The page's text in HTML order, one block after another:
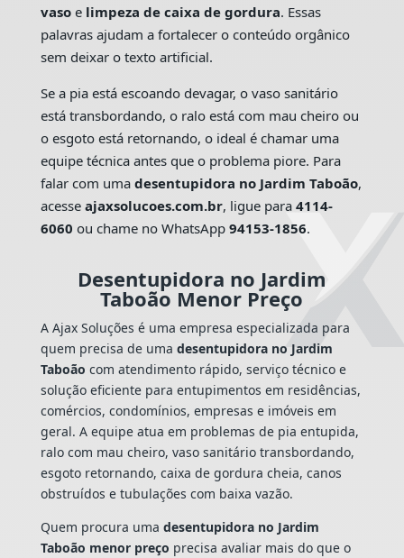
vasoe limpeza de caixa de gordura. Essas
palavras ajudam a fortalecer o conteúdo orgânico
sem deixar o texto artificial.
Se a pia está escoando devagar, o vaso sanitário
está transbordando, o ralo está com mau cheiro ou
o esgoto está retornando, o ideal é chamar uma
equipe técnica antes que o problema piore. Para
falar com uma desentupidora no Jardim Taboão,
acesse ajaxsolucoes.com.br, ligue para 4114-
6060 ou chame no WhatsApp 94153-1856.
Desentupidora no Jardim
Taboão Menor Preço
A Ajax Soluções é uma empresa especializada para
quem precisa de uma desentupidora no Jardim
Taboão com atendimento rápido, serviço técnico e
solução eficiente para entupimentos em residências,
comércios, condomínios, empresas e imóveis em
geral. A equipe atua em problemas de pia entupida,
ralo com mau cheiro, vaso sanitário transbordando,
esgoto retornando, caixa de gordura cheia, canos
obstruídos e tubulações com baixa vazão.
Quem procura uma desentupidora no Jardim
Taboão menor preço precisa avaliar mais do que o